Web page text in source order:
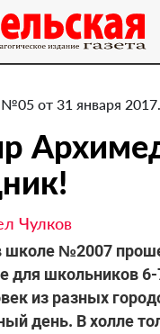
от 31 января 2017.
Чулков
школе №2007
для школьников 6-
из разных
день. В холле